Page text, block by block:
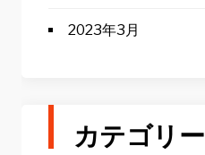
2023年3月
カテゴリー